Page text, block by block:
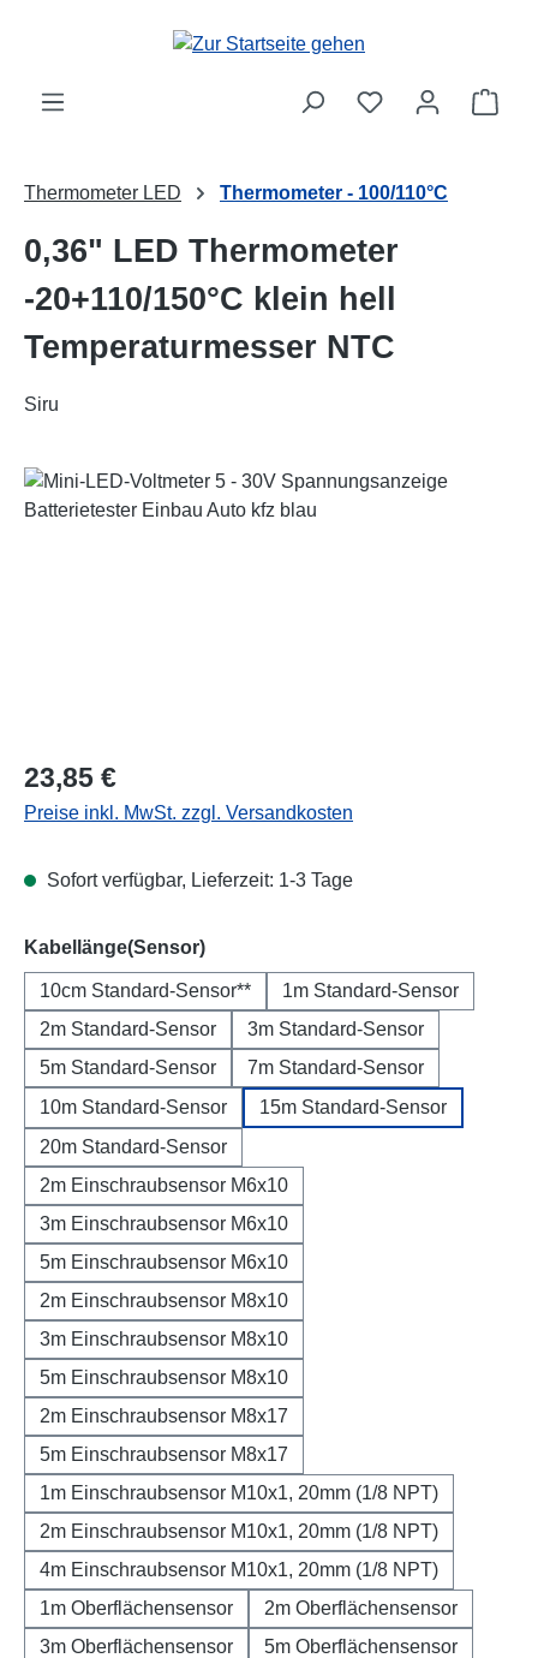
Zum Hauptinhalt springen
Thermometer LED Thermometer - 100/110°C
0,36" LED Thermometer
-20+110/150°C klein hell
Temperaturmesser NTC
Siru
Bildergalerie überspringen
Regulärer Preis:
23,85 €
Preise inkl. MwSt. zzgl. Versandkosten
Sofort verfügbar, Lieferzeit: 1-3 Tage
Kabellänge(Sensor)auswählen
10cm Standard-Sensor**
1m Standard-Sensor
2m Standard-Sensor
3m Standard-Sensor
5m Standard-Sensor
7m Standard-Sensor
10m Standard-Sensor
15m Standard-Sensor
20m Standard-Sensor
2m Einschraubsensor M6x10
3m Einschraubsensor M6x10
5m Einschraubsensor M6x10
2m Einschraubsensor M8x10
3m Einschraubsensor M8x10
5m Einschraubsensor M8x10
2m Einschraubsensor M8x17
5m Einschraubsensor M8x17
1m Einschraubsensor M10x1, 20mm (1/8 NPT)
2m Einschraubsensor M10x1, 20mm (1/8 NPT)
4m Einschraubsensor M10x1, 20mm (1/8 NPT)
1m Oberflächensensor
2m Oberflächensensor
3m Oberflächensensor
5m Oberflächensensor